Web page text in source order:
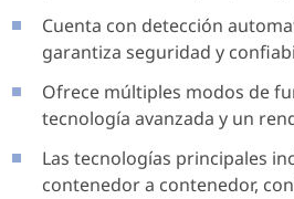
Cuenta con detección
garantiza seguridad y
Ofrece múltiples modos de
tecnología avanzada y un
Las tecnologías principales
contenedor a contenedor,